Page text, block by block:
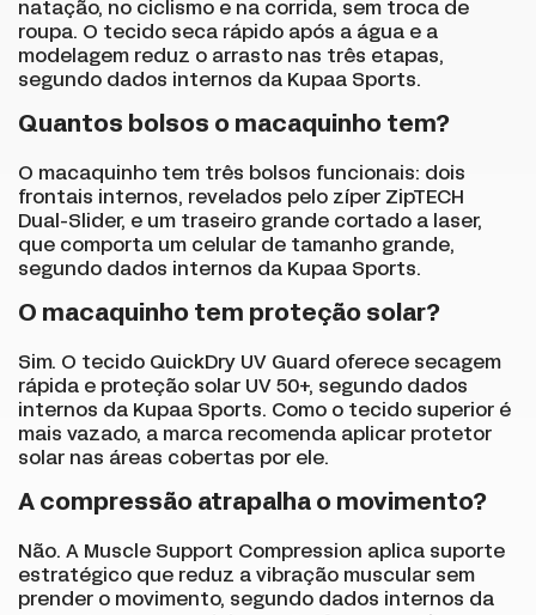
natação, no ciclismo e na corrida, sem troca de
roupa. O tecido seca rápido após a água e a
modelagem reduz o arrasto nas três etapas,
segundo dados internos da Kupaa Sports.
Quantos bolsos o macaquinho tem?
O macaquinho tem três bolsos funcionais: dois
frontais internos, revelados pelo zíper ZipTECH
Dual-Slider, e um traseiro grande cortado a laser,
que comporta um celular de tamanho grande,
segundo dados internos da Kupaa Sports.
O macaquinho tem proteção solar?
Sim. O tecido QuickDry UV Guard oferece secagem
rápida e proteção solar UV 50+, segundo dados
internos da Kupaa Sports. Como o tecido superior é
mais vazado, a marca recomenda aplicar protetor
solar nas áreas cobertas por ele.
A compressão atrapalha o movimento?
Não. A Muscle Support Compression aplica suporte
estratégico que reduz a vibração muscular sem
prender o movimento, segundo dados internos da